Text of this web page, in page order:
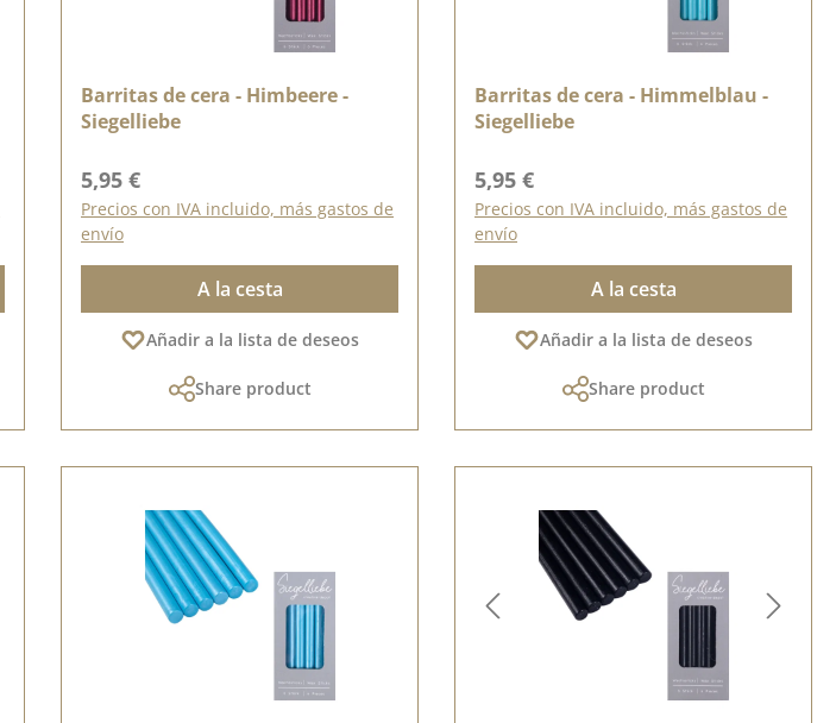
Barritas de cera - Himbeere -
Siegelliebe
Precio normal:
5,95 €
Precios con IVA incluido, más gastos de
envío
A la cesta
Añadir a la lista de deseos
Share product
Barritas de cera - Himmelblau -
Siegelliebe
Precio normal:
5,95 €
Precios con IVA incluido, más gastos de
envío
A la cesta
Añadir a la lista de deseos
Share product